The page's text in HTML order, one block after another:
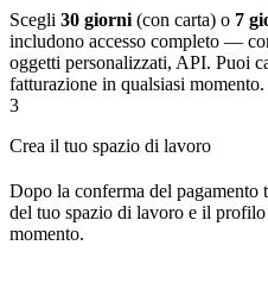
Scegli 30 giorni (con carta) o 7
includono accesso completo —
oggetti personalizzati, API. Puoi
fatturazione in qualsiasi momento.
3
Crea il tuo spazio di lavoro
Dopo la conferma del pagamento
del tuo spazio di lavoro e il
momento.